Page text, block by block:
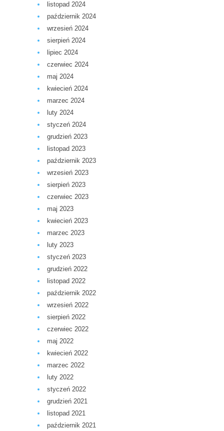
listopad 2024
październik 2024
wrzesień 2024
sierpień 2024
lipiec 2024
czerwiec 2024
maj 2024
kwiecień 2024
marzec 2024
luty 2024
styczeń 2024
grudzień 2023
listopad 2023
październik 2023
wrzesień 2023
sierpień 2023
czerwiec 2023
maj 2023
kwiecień 2023
marzec 2023
luty 2023
styczeń 2023
grudzień 2022
listopad 2022
październik 2022
wrzesień 2022
sierpień 2022
czerwiec 2022
maj 2022
kwiecień 2022
marzec 2022
luty 2022
styczeń 2022
grudzień 2021
listopad 2021
październik 2021